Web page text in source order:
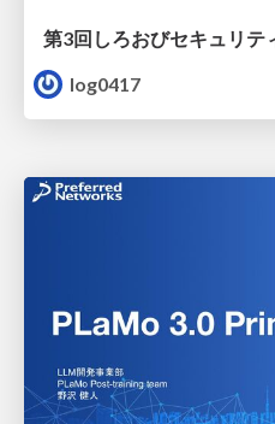
第3回しろおびセキュリテ
log0417